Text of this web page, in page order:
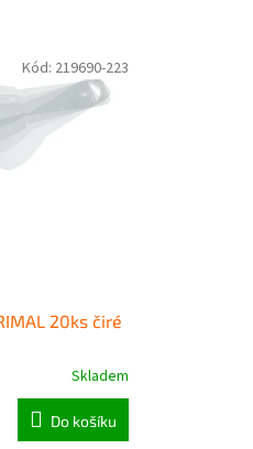
20ks čiré
Skladem
Do košíku
Kód: 219690-223